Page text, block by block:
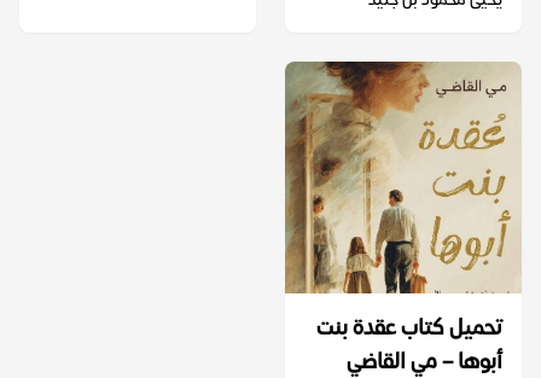
تحميل كتاب عقدة بنت
أبوها – مي القاضي